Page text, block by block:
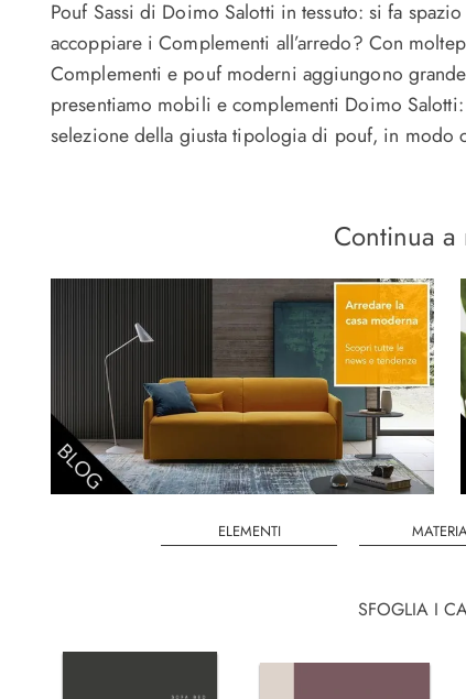
Pouf Sassi di Doimo Salotti in tessuto: si fa
accoppiare i Complementi all’arredo? Con
Complementi e pouf moderni aggiungono
presentiamo mobili e complementi Doimo
selezione della giusta tipologia di pouf, in modo
Continua
ELEMENTI
SFOGLIA I